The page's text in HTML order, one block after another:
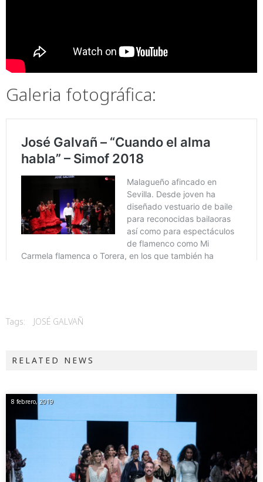
Galeria fotográfica:
Tags: JOSÉ GALVAÑ
RELATED NEWS
8 febrero, 2019